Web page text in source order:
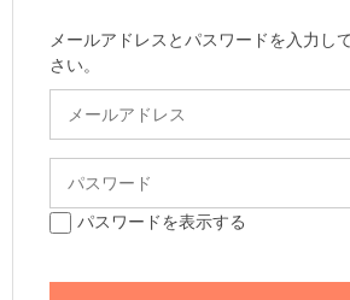
メールアドレスとパスワードを入力し
さい。
パスワードを表示する